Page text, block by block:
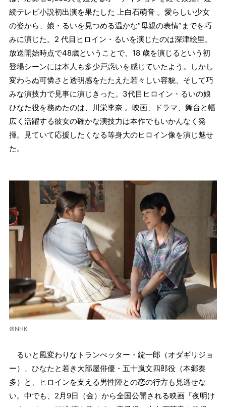
続テレビ小説初出演を果たした 上白石萌音 。愛らしい少女
の姿から、娘・るいを見つめる温かな“母親の表情”までを巧
みに演じた。2 代目ヒロイン・るいを演じたのは深津絵里。
放送開始時点で48歳ということで、18 歳を演じるという初
登場シーンには本人も多少戸惑いを感じていたよう。しかし
変わらぬ可憐さと透明感をたたえた若々しい容貌、そして巧
みな演技力で見事に演じきった。3代目ヒロイン・るいの娘
ひなた役を務めたのは、川栄李奈 。映画、ドラマ、舞台と幅
広く活躍する彼女の確かな演技力は本作でもいかんなく発
揮。見ていて応援したくなる等身大のヒロイン像を演じ魅せ
た。
©NHK
るいと風変わりなトランぺッター・錠一郎（オダギリジョ
ー）、ひなたと若き大部屋俳優・五十嵐文四郎役（本郷奏
多）と、ヒロインを支える男性陣との恋の行方も見逃せな
い。中でも、2月9日（金）から全国公開される映画『夜明け